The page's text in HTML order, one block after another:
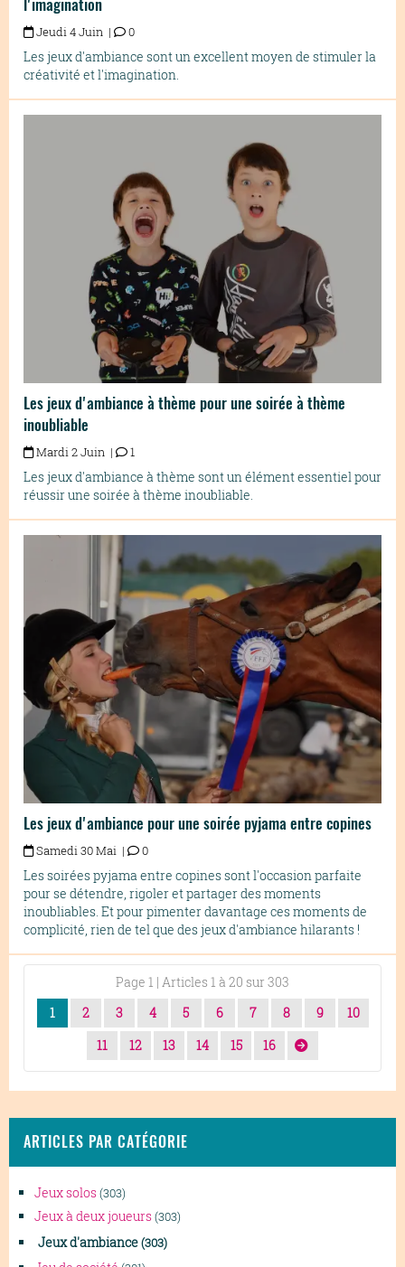
l'imagination
Jeudi 4 Juin | 0
Les jeux d'ambiance sont un excellent moyen de stimuler la
créativité et l'imagination.
Les jeux d'ambiance à thème pour une soirée à thème
inoubliable
Mardi 2 Juin | 1
Les jeux d'ambiance à thème sont un élément essentiel pour
réussir une soirée à thème inoubliable.
Les jeux d'ambiance pour une soirée pyjama entre copines
Samedi 30 Mai | 0
Les soirées pyjama entre copines sont l'occasion parfaite
pour se détendre, rigoler et partager des moments
inoubliables. Et pour pimenter davantage ces moments de
complicité, rien de tel que des jeux d'ambiance hilarants !
Page 1 | Articles 1 à 20 sur 303
1
2 3 4 5 6 7 8 9
10
11
12 13 14 15 16
ARTICLES PAR CATÉGORIE
Jeux solos(303)
Jeux à deux joueurs(303)
Jeux d'ambiance(303)